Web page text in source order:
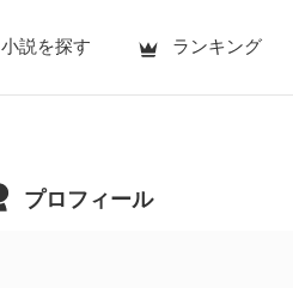
小説を探す ランキング
プロフィール